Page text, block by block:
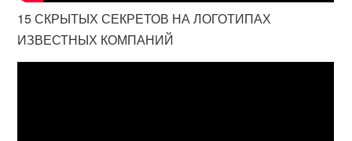
15 СКРЫТЫХ СЕКРЕТОВ НА ЛОГОТИПАХ
ИЗВЕСТНЫХ КОМПАНИЙ